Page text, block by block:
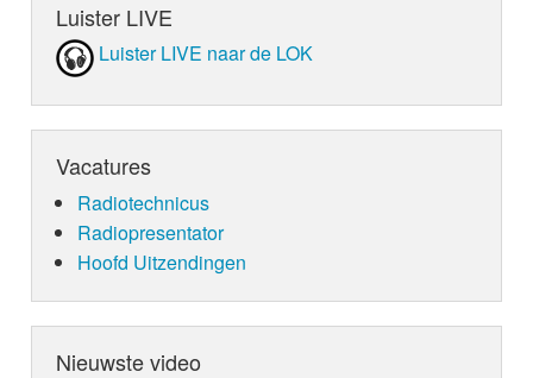
Luister LIVE
Luister LIVE naar de LOK
Vacatures
Radiotechnicus
Radiopresentator
Hoofd Uitzendingen
Nieuwste video